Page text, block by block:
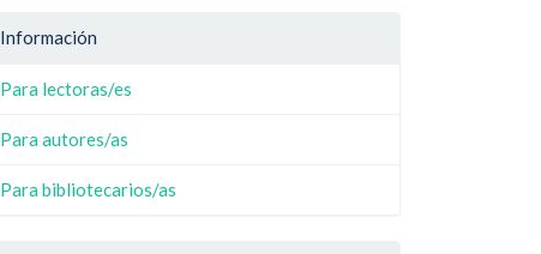
Información
Para lectoras/es
Para autores/as
Para bibliotecarios/as